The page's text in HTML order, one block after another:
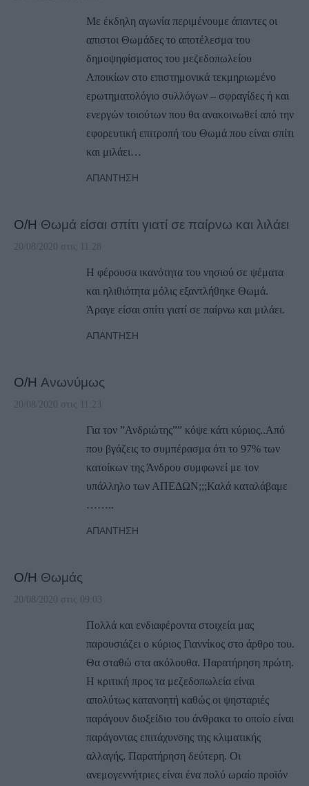
Με έκδηλη αγωνία περιμένουμε άπαντες οι
απιστοι Θωμάδες το αποτέλεσμα του
δημοψηφίσματος του μεζεδοπωλείου
Αποικίων στο επιστημονικά τεκμηριωμένο
ερωτηματολόγιο συλλόγων – σφραγίδες ή και
ενεργών τοιούτων που θα ανακοινωθεί από την
εφορευτική επιτροπή του Θωμά που είναι σπίτι
και μιλάει…
ΑΠΆΝΤΗΣΗ
Ο/Η Θωμά είσαι σπίτι γιατί σε παίρνω και λιλάει
20/08/2020 στις 11:28
Η φέρουσα ικανότητα του νησιού σε ψέματα
και ηλιθιότητα μόλις εξαντλήθηκε Θωμά.
Άραγε είσαι σπίτι γιατί σε παίρνω και μιλάει.
ΑΠΆΝΤΗΣΗ
Ο/Η Ανωνύμως
20/08/2020 στις 11:23
Για τον ”Ανδριώτης”” κόψε κάτι κύριος..Από
που βγάζεις το συμπέρασμα ότι το 97% των
κατοίκων της Άνδρου συμφωνεί με τον
υπάλληλο των ΑΠΕΔΩΝ;;;Καλά καταλάβαμε
……..
ΑΠΆΝΤΗΣΗ
Ο/Η Θωμάς
20/08/2020 στις 09:03
Πολλά και ενδιαφέροντα στοιχεία μας
παρουσιάζει ο κύριος Γιαννίκος στο άρθρο του.
Θα σταθώ στα ακόλουθα. Παρατήρηση πρώτη.
Η κριτική προς τα μεζεδοπωλεία είναι
απολύτως κατανοητή καθώς οι ψησταριές
παράγουν διοξείδιο του άνθρακα το οποίο είναι
παράγοντας επιτάχυνσης της κλιματικής
αλλαγής. Παρατήρηση δεύτερη. Οι
ανεμογεννήτριες είναι ένα πολύ ωραίο προϊόν